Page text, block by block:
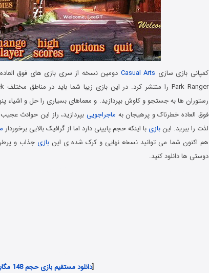
کمپانی بازی سازی Casual Arts دومین نسخه از سری بازی های فوق
رستوران ها به جستجو و کاوش بپردازید. و معماهای بسیاری را حل و اشیاء
فوق العاده خطرناک و پرهیجان به ماجراجویی بپردازید، راز این حوادث
لذت را ببرید. اینبازی با اینکه حجم پایینی دارد اما از گرافیک بالایی برخوردار
هم اکنون شما می توانید نسخه نهایی و کرک شده ی اینبازی جذاب و
دوستی ها دانلود کنید.
[دانلود مستقیم بازی حجم 148 مگابایت